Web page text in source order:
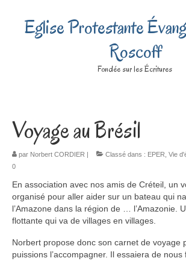
Eglise Protestante
Roscoff
Fondée sur les Écritures
Voyage au Brésil
par Norbert CORDIER | Classé dans : EPER Vie
0
En association avec nos amis de Créteil, un
organisé pour aller aider sur un bateau qui
l’Amazone dans la région de … l’Amazonie.
flottante qui va de villages en villages.
Norbert propose donc son carnet de voyage
puissions l’accompagner. Il essaiera de